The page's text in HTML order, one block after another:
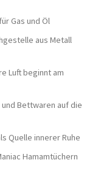
Gas und Öl
aus Metall
Luft beginnt am
Bettwaren auf die
Quelle innerer Ruhe
Hamamtüchern